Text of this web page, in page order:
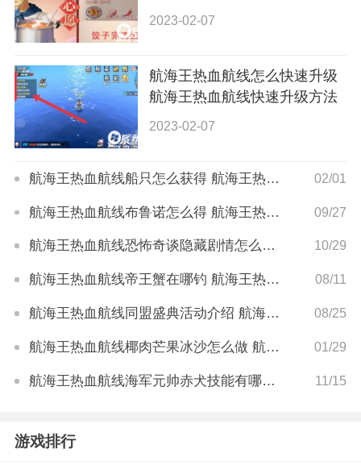
2023-02-07
航海王热血航线怎么快速升级
航海王热血航线快速升级方法
2023-02-07
航海王热血航线船只怎么获得 航海王热血航线船只获取途径 02/01
航海王热血航线布鲁诺怎么得 航海王热血航线布鲁诺获取攻略 09/27
航海王热血航线恐怖奇谈隐藏剧情怎么完成 航海王热血航线恐怖奇谈攻略 10/29
航海王热血航线帝王蟹在哪钓 航海王热血航线帝王蟹获取技巧 08/11
航海王热血航线同盟盛典活动介绍 航海王热血航线同盟盛典是什么 08/25
航海王热血航线椰肉芒果冰沙怎么做 航海王热血航线椰肉芒果冰沙配方分享 01/29
航海王热血航线海军元帅赤犬技能有哪些 航海王热血航线海军元帅赤犬技能详解 11/15
游戏排行